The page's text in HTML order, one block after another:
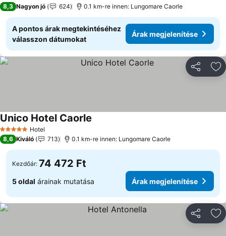
8,3 Nagyon jó 624 0.1 km-re innen: Lungomare Caorle
A pontos árak megtekintéséhez
válasszon dátumokat
Árak megjelenítése
5 KategóriaHotel
Unico Hotel Caorle
8,6 Kiváló 713 0.1 km-re innen: Lungomare Caorle
Kezdőár: 74 472 Ft
5 oldal árainak mutatása Árak megjelenítése